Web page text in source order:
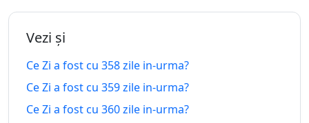
353
zile in-
urma
zile in-
urma
17.08.2025
354 zile
peste
Vezi și
Ce Zi a fost cu 358 zile in-urma?
Ce Zi a fost cu 359 zile in-urma?
Ce Zi a fost cu 360 zile in-urma?